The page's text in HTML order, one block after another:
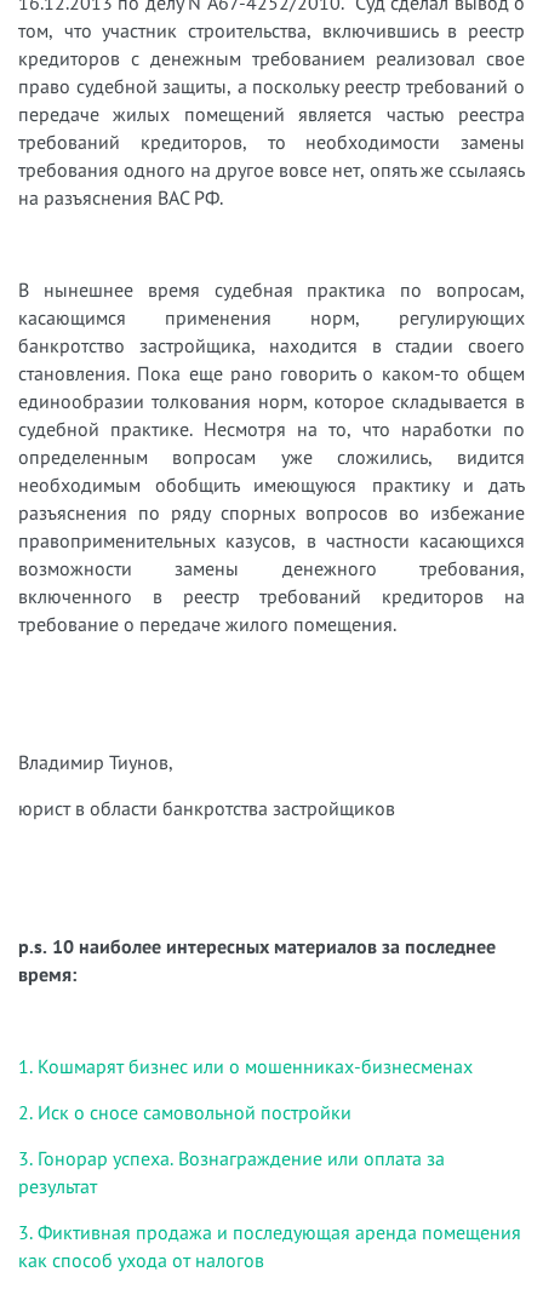
том, что участник строительства, включившись в реестр
кредиторов с денежным требованием реализовал свое
право судебной защиты, а поскольку реестр требований о
передаче жилых помещений является частью реестра
требований кредиторов, то необходимости замены
требования одного на другое вовсе нет, опять же ссылаясь
на разъяснения ВАС РФ.
В нынешнее время судебная практика по вопросам,
касающимся применения норм, регулирующих
банкротство застройщика, находится в стадии своего
становления. Пока еще рано говорить о каком-то общем
единообразии толкования норм, которое складывается в
судебной практике. Несмотря на то, что наработки по
определенным вопросам уже сложились, видится
необходимым обобщить имеющуюся практику и дать
разъяснения по ряду спорных вопросов во избежание
правоприменительных казусов, в частности касающихся
возможности замены денежного требования,
включенного в реестр требований кредиторов на
требование о передаче жилого помещения.
Владимир Тиунов,
юрист в области банкротства застройщиков
p.s. 10 наиболее интересных материалов за последнее
время:
1. Кошмарят бизнес или о мошенниках-бизнесменах
2. Иск о сносе самовольной постройки
3. Гонорар успеха. Вознаграждение или оплата за
результат
3. Фиктивная продажа и последующая аренда помещения
как способ ухода от налогов